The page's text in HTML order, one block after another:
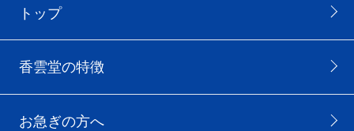
トップ
香雲堂の特徴
お急ぎの方へ